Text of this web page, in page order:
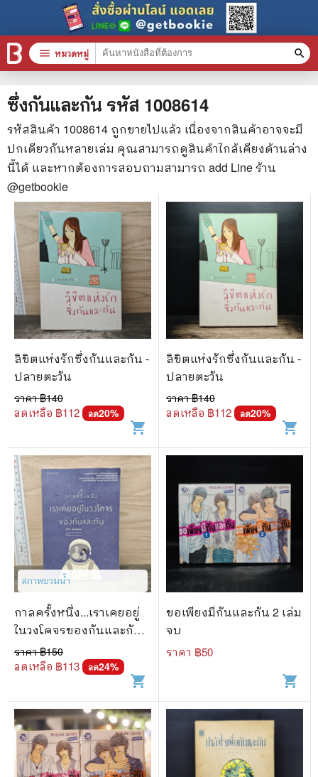
ซึ่งกันและกัน รหัส 1008614
รหัสสินค้า 1008614 ถูกขายไปแล้ว เนื่องจากสินค้าอาจจะมี
ปกเดียวกันหลายเล่ม คุณสามารถดูสินค้าใกล้เคียงด้านล่าง
นี้ได้ และหากต้องการสอบถามสามารถ add Line ร้าน
@getbookie
ลิขิตแห่งรักซึ่งกันและกัน -
ปลายตะวัน
ราคา ฿140
ลดเหลือ ฿112 ลด20%
shopping_cart
ลิขิตแห่งรักซึ่งกันและกัน -
ปลายตะวัน
ราคา ฿140
ลดเหลือ ฿112 ลด20%
shopping_cart
สภาพบวมน้ำ
กาลครั้งหนึ่ง...เราเคยอยู่
ในวงโคจรของกันและกัน -
ถ่าน
ราคา ฿150
ลดเหลือ ฿113 ลด24%
shopping_cart
ขอเพียงมีกันและกัน 2 เล่ม
จบ
ราคา ฿50
shopping_cart
menu หมวดหมู่ search
หมวดหมู่สินค้า
หนังสือทั้งหมด
stars สินค้าใช้เฉพาะแต้มเท่านั้น
📚 หนังสือทั่วไป
🦄 วรรณกรรม นิยาย เรื่องสั้น
🎓 การศึกษา
😼 หนังสือการ์ตูน
🐲 หนังสือเด็ก
🌎 International Books
🎲 Board Game